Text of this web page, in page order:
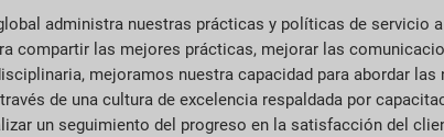
administra nuestras prácticas y políticas de servicio
compartir las mejores prácticas, mejorar las
mejoramos nuestra capacidad para abordar las
de una cultura de excelencia respaldada por
un seguimiento del progreso en la satisfacción del